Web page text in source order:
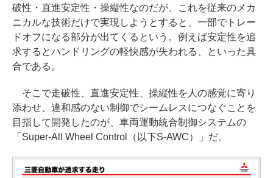
破性・直進安定性・操縦性なのだが、これを従来のメカ
ニカルな技術だけで実現しようとすると、一部でトレー
ドオフになる部分が出てくるという。例えば安定性を追
求するとハンドリングの軽快感が失われる、といった具
合である。
そこで走破性、直進安定性、操縦性を人の感覚に寄り
添わせ、違和感のない制御でシームレスにつなぐことを
目指して開発したのが、車両運動統合制御システムの
「Super-All Wheel Control（以下S-AWC）」だ。